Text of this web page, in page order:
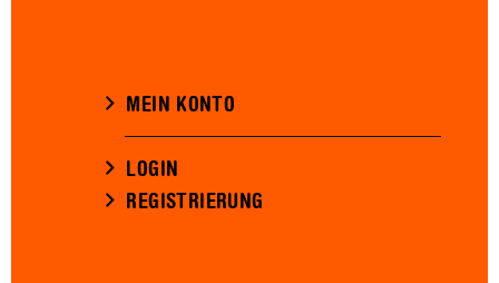
MEIN KONTO
LOGIN
REGISTRIERUNG